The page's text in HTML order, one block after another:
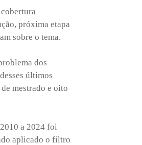
próxima etapa
sobre o tema.
dos
últimos
mestrado e oito
a 2024 foi
aplicado o filtro